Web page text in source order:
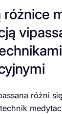
różnice
różni